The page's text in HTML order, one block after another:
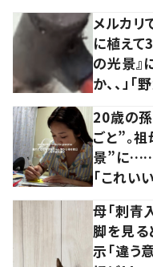
メルカリ
に植え
の光景』
か、、」「
20歳の
ごと”。
景”に……
「これい
母「刺青
脚を見
示「違う